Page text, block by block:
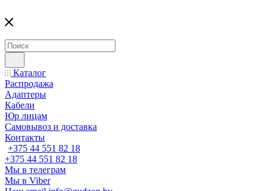
Каталог
Распродажа
Адаптеры
Кабели
Юр лицам
Самовывоз и доставка
Контакты
+375 44 551 82 18
+375 44 551 82 18
Мы в телеграм
Мы в Viber